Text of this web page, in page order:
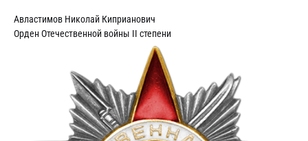
Авластимов Николай Киприанович
Орден Отечественной войны II степени